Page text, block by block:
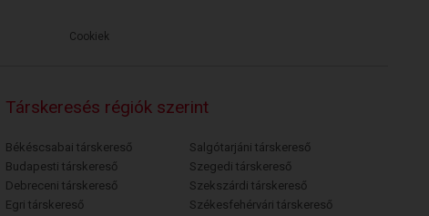
Cookiek
Társkeresés régiók szerint
Békéscsabai társkereső
Budapesti társkereső
Debreceni társkereső
Egri társkereső
Salgótarjáni társkereső
Szegedi társkereső
Szekszárdi társkereső
Székesfehérvári társkereső